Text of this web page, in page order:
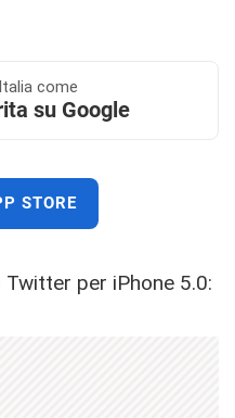
come
su Google
STORE
per iPhone 5.0: